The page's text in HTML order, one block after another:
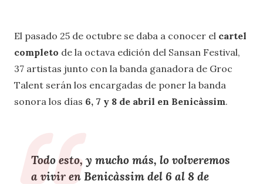
El pasado 25 de octubre se daba a conocer el cartel
completo de la octava edición del Sansan Festival,
37 artistas junto con la banda ganadora de Groc
Talent serán los encargadas de poner la banda
sonora los días 6, 7 y 8 de abril en Benicàssim.
Todo esto, y mucho más, lo volveremos
a vivir en Benicàssim del 6 al 8 de